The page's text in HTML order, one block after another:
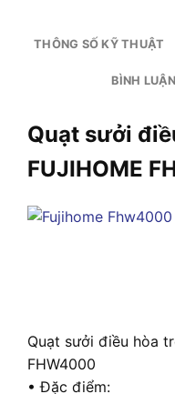
THÔNG SỐ KỸ THUẬT
BÌNH
Quạt sưởi
FUJIHOME
Quạt sưởi điều hòa
FHW4000
• Đặc điểm: